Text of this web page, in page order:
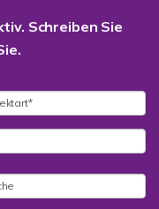
Schreiben Sie